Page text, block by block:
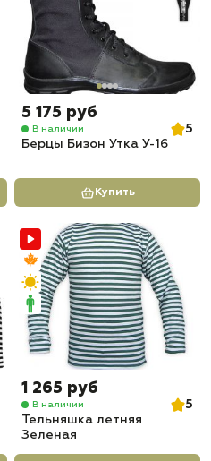
5 175 руб
В наличии
5
Берцы Бизон Утка У-16
Купить
1 265 руб
В наличии
5
Тельняшка летняя
Зеленая